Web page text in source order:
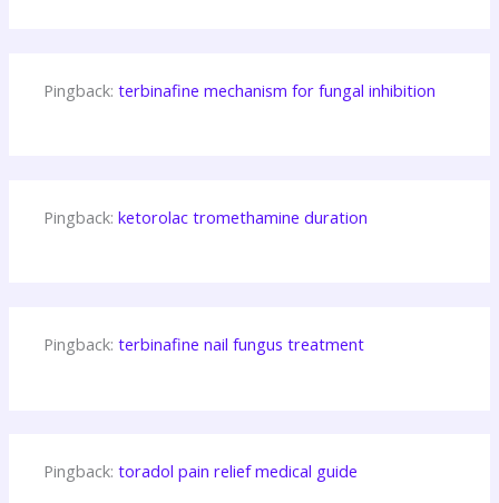
Pingback:terbinafine mechanism for fungal inhibition
Pingback:ketorolac tromethamine duration
Pingback:terbinafine nail fungus treatment
Pingback:toradol pain relief medical guide